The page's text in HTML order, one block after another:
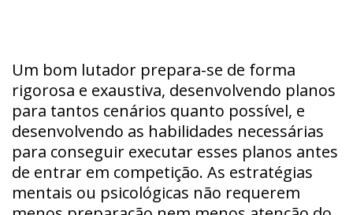
Um bom lutador prepara-se de forma
rigorosa e exaustiva, desenvolvendo planos
para tantos cenários quanto possível, e
desenvolvendo as habilidades necessárias
para conseguir executar esses planos antes
de entrar em competição. As estratégias
mentais ou psicológicas não requerem